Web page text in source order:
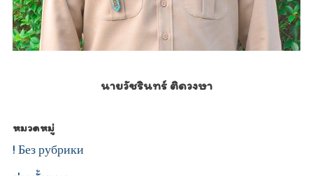
นายวัชรินทร์ ติดวงษา
หมวดหมู่
! Без рубрики